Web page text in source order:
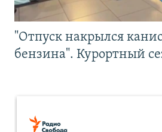
"Отпуск накрылся
бензина". Курортный